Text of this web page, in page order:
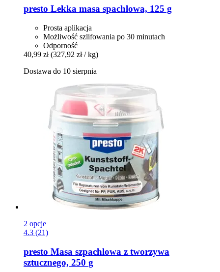
presto Lekka masa spachlowa, 125 g
Prosta aplikacja
Możliwość szlifowania po 30 minutach
Odporność
40,99 zł (327,92 zł / kg)
Dostawa do 10 sierpnia
2 opcje
4.3 (21)
presto Masa szpachlowa z tworzywa
sztucznego, 250 g